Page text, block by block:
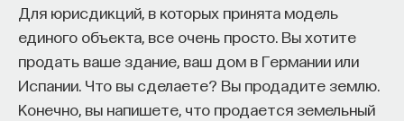
Для юрисдикций, в которых принята модель
единого объекта, все очень просто. Вы хотите
продать ваше здание, ваш дом в Германии или
Испании. Что вы сделаете? Вы продадите землю.
Конечно, вы напишете, что продается земельный
ПАРТНЁР ПРОЕКТА
Что такое партнёрский материал?